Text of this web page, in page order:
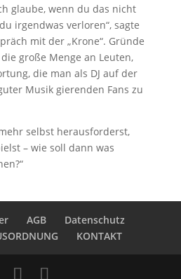
glaube, wenn du das nicht
irgendwas verloren“, sagte
mit der „Krone“. Gründe
große Menge an Leuten,
die man als DJ auf der
Musik gierenden Fans zu
selbst herausforderst,
– wie soll dann was
AGB
Datenschutz
KONTAKT